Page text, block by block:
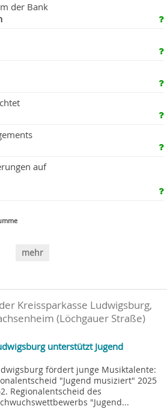
der Bank
auf
mehr
Kreissparkasse Ludwigsburg,
(Löchgauer Straße)
unterstützt Jugend
fördert junge Musiktalente:
"Jugend musiziert" 2025
Regionalentscheid des
"Jugend...